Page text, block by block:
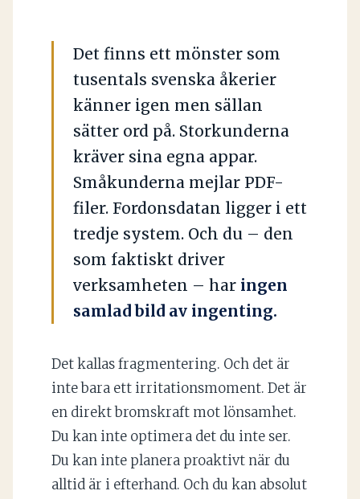
Det finns ett mönster som
tusentals svenska åkerier
känner igen men sällan
sätter ord på. Storkunderna
kräver sina egna appar.
Småkunderna mejlar PDF-
filer. Fordonsdatan ligger i ett
tredje system. Och du – den
som faktiskt driver
verksamheten – har ingen
samlad bild av ingenting.
Det kallas fragmentering. Och det är
inte bara ett irritationsmoment. Det är
en direkt bromskraft mot lönsamhet.
Du kan inte optimera det du inte ser.
Du kan inte planera proaktivt när du
alltid är i efterhand. Och du kan absolut